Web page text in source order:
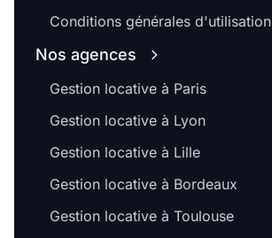
Conditions générales d'utilisation
Nos agences
Gestion locative à Paris
Gestion locative à Lyon
Gestion locative à Lille
Gestion locative à Bordeaux
Gestion locative à Toulouse